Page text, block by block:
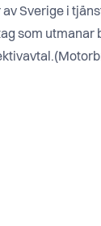
Sverige i
som